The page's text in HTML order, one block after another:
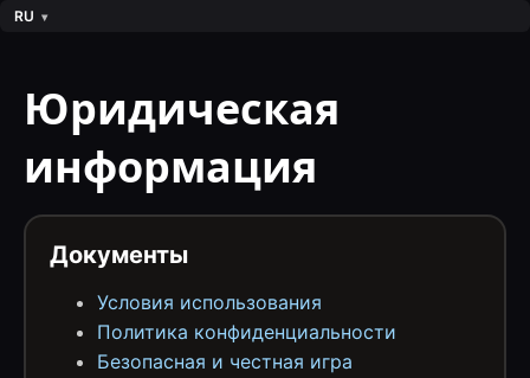
RU
Юридическая
информация
Документы
Условия использования
Политика конфиденциальности
Безопасная и честная игра